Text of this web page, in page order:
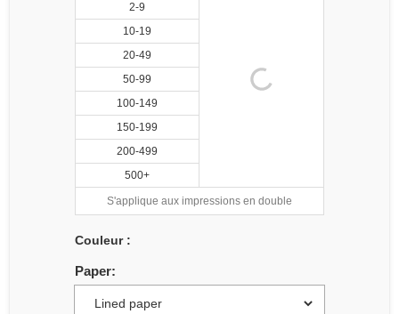
2-9
10-19
20-49
50-99
100-149
150-199
200-499
500+
S'applique aux impressions en double
Couleur :
Paper: